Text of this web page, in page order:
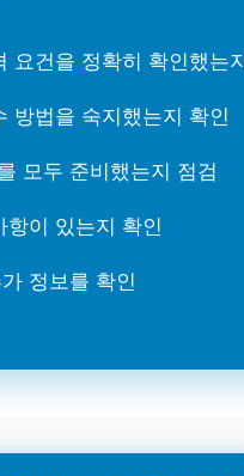
요건을 정확히 확인했는
방법을 숙지했는지 확인
모두 준비했는지 점검
이 있는지 확인
정보를 확인